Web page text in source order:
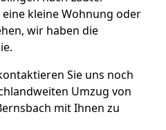
eine kleine Wohnung oder
wir haben die
Sie uns noch
Umzug von
mit Ihnen zu